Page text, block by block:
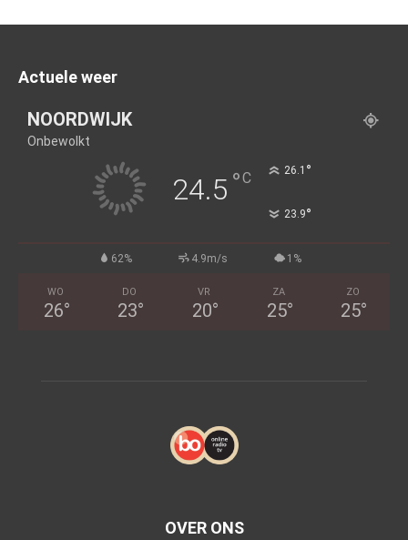
Actuele weer
NOORDWIJK
Onbewolkt
24.5 °C 26.1 °
23.9°
62% 4.9m/s 1%
WO
26°
DO
23°
VR
20°
ZA
25°
ZO
25°
OVER ONS